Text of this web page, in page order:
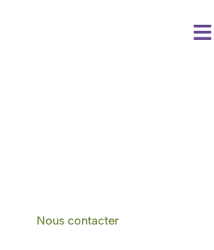
Nous contacter